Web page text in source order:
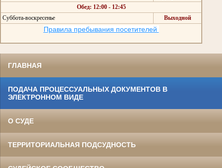
Обед: 12:00 - 12:45
Суббота-воскресенье
Выходной
Правила пребывания посетителей
ГЛАВНАЯ
ПОДАЧА ПРОЦЕССУАЛЬНЫХ ДОКУМЕНТОВ В
ЭЛЕКТРОННОМ ВИДЕ
О СУДЕ
ТЕРРИТОРИАЛЬНАЯ ПОДСУДНОСТЬ